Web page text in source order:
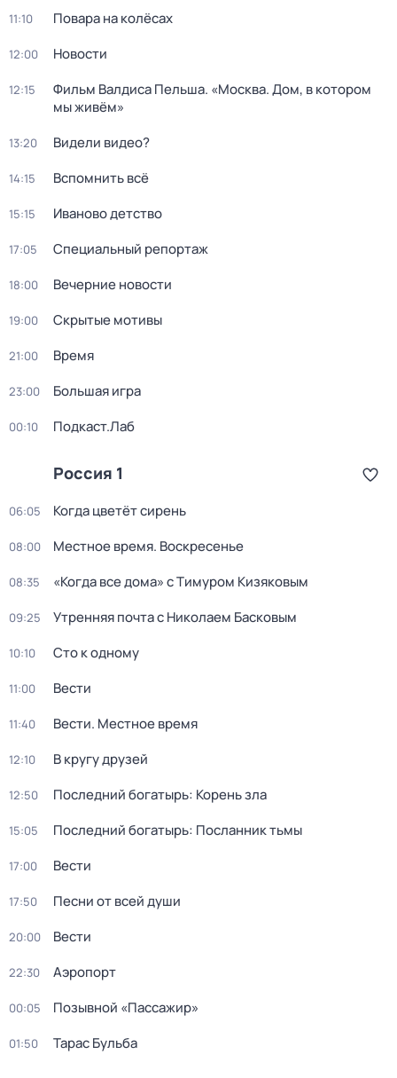
11:10 Повара на колёсах
12:00 Новости
12:15
Фильм Валдиса Пельша. «Москва. Дом, в котором
мы живём»
13:20 Видели видео?
14:15 Вспомнить всё
15:15 Иваново детство
17:05 Специальный репортаж
18:00 Вечерние новости
19:00 Скрытые мотивы
21:00 Время
23:00 Большая игра
00:10 Подкаст.Лаб
Россия 1
06:05 Когда цветёт сирень
08:00 Местное время. Воскресенье
08:35 «Когда все дома» с Тимуром Кизяковым
09:25 Утренняя почта с Николаем Басковым
10:10 Сто к одному
11:00 Вести
11:40 Вести. Местное время
12:10 В кругу друзей
12:50 Последний богатырь: Корень зла
15:05 Последний богатырь: Посланник тьмы
17:00 Вести
17:50 Песни от всей души
20:00 Вести
22:30 Аэропорт
00:05 Позывной «Пассажир»
01:50 Тарас Бульба